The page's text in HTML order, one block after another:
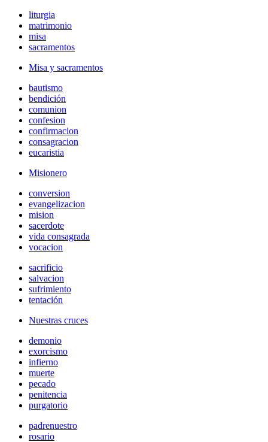
liturgia
matrimonio
misa
sacramentos
Misa y sacramentos
bautismo
bendición
comunion
confesion
confirmacion
consagracion
eucaristia
Misionero
conversion
evangelizacion
mision
sacerdote
vida consagrada
vocacion
sacrificio
salvacion
sufrimiento
tentación
Nuestras cruces
demonio
exorcismo
infierno
muerte
pecado
penitencia
purgatorio
padrenuestro
rosario